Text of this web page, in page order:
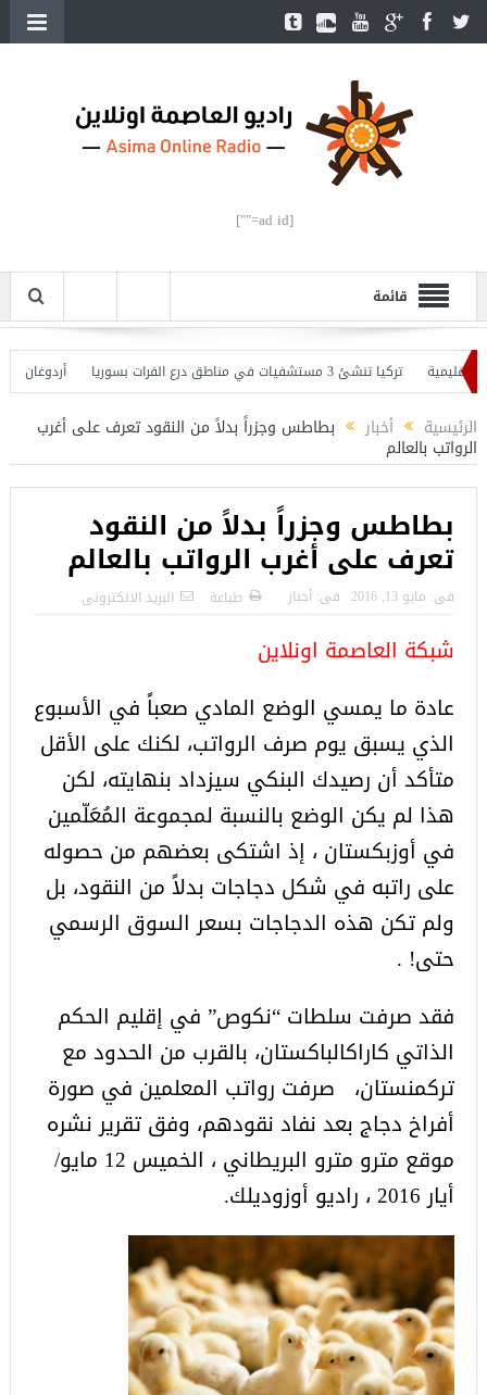
[ad id=""]
قائمة
تركيا تنشئ 3 مستشفيات في مناطق درع الفرات بسوريا
أردوغان يفتتح
الرئيسية أخبار بطاطس وجزراً بدلاً من النقود تعرف على أغرب
الرواتب بالعالم
بطاطس وجزراً بدلاً من النقود
تعرف على أغرب الرواتب بالعالم
فى: مايو 13, 2016 فى: أخبار طباعة البريد الالكترونى
شبكة العاصمة اونلاين
عادة ما يمسي الوضع المادي صعباً في الأسبوع
الذي يسبق يوم صرف الرواتب، لكنك على الأقل
متأكد أن رصيدك البنكي سيزداد بنهايته، لكن
هذا لم يكن الوضع بالنسبة لمجموعة المُعَلّمين
في أوزبكستان ، إذ اشتكى بعضهم من حصوله
على راتبه في شكل دجاجات بدلاً من النقود، بل
ولم تكن هذه الدجاجات بسعر السوق الرسمي
حتى! .
فقد صرفت سلطات “نكوص” في إقليم الحكم
الذاتي كاراكالباكستان، بالقرب من الحدود مع
تركمنستان، صرفت رواتب المعلمين في صورة
أفراخ دجاج بعد نفاد نقودهم، وفق تقرير نشره
موقع مترو مترو
البريطاني ، الخميس 12 مايو/
أيار 2016 ، راديو أوزوديلك.